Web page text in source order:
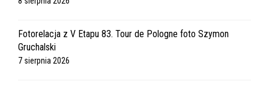
Fotorelacja z V Etapu 83. Tour de Pologne foto Szymon
Gruchalski
7 sierpnia 2026